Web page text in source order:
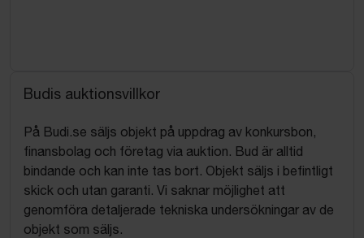
Budis auktionsvillkor
På Budi.se säljs objekt på uppdrag av konkursbon,
finansbolag och företag via auktion. Bud är alltid
bindande och kan inte tas bort. Objekt säljs i befintligt
skick och utan garanti. Vi saknar möjlighet att
genomföra detaljerade tekniska undersökningar av de
objekt som säljs.